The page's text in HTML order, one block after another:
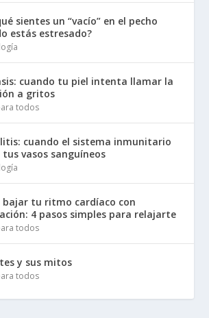
sientes un “vacío” en el pecho
estás estresado?
cuando tu piel intenta llamar la
a gritos
todos
cuando el sistema inmunitario
vasos sanguíneos
bajar tu ritmo cardíaco con
4 pasos simples para relajarte
todos
y sus mitos
todos